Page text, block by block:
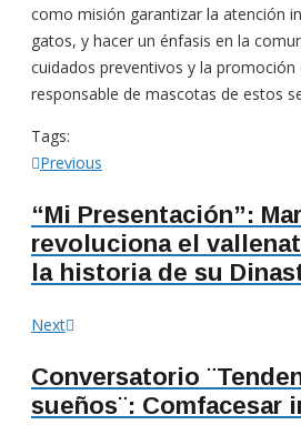
como misión garantizar la atención
gatos, y hacer un énfasis en la
cuidados preventivos y la promoción
responsable de mascotas de estos
Tags:
Navegación
de
entradas
Previous
“Mi Presentación”:
revoluciona el
la historia de su
Next
Conversatorio
sueños¨: Comfacesar